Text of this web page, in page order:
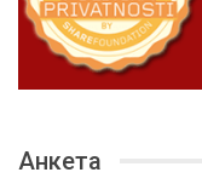
Анкета